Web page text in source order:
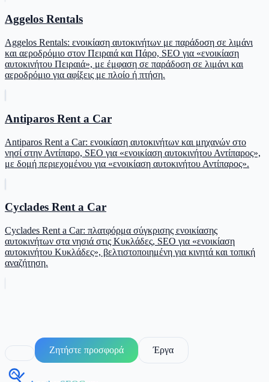
Aggelos Rentals
Aggelos Rentals: ενοικίαση αυτοκινήτων με παράδοση σε λιμάνι
και αεροδρόμιο στον Πειραιά και Πάρο, SEO για «ενοικίαση
αυτοκινήτου Πειραιά», με έμφαση σε παράδοση σε λιμάνι και
αεροδρόμιο για αφίξεις με πλοίο ή πτήση.
Antiparos Rent a Car
Antiparos Rent a Car: ενοικίαση αυτοκινήτων και μηχανών στο
νησί στην Αντίπαρο, SEO για «ενοικίαση αυτοκινήτου Αντίπαρος»,
με δομή περιεχομένου για «ενοικίαση αυτοκινήτου Αντίπαρος».
Cyclades Rent a Car
Cyclades Rent a Car: πλατφόρμα σύγκρισης ενοικίασης
αυτοκινήτων στα νησιά στις Κυκλάδες, SEO για «ενοικίαση
αυτοκινήτου Κυκλάδες», βελτιστοποιημένη για κινητά και τοπική
αναζήτηση.
Ζητήστε προσφορά Έργα